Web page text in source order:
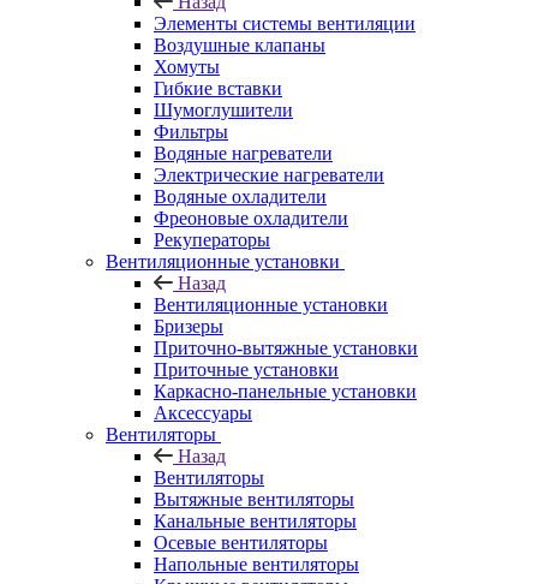
Элементы системы вентиляции
Воздушные клапаны
Хомуты
Гибкие вставки
Шумоглушители
Фильтры
Водяные нагреватели
Электрические нагреватели
Водяные охладители
Фреоновые охладители
Рекуператоры
Вентиляционные установки
Назад
Вентиляционные установки
Бризеры
Приточно-вытяжные установки
Приточные установки
Каркасно-панельные установки
Аксессуары
Вентиляторы
Назад
Вентиляторы
Вытяжные вентиляторы
Канальные вентиляторы
Осевые вентиляторы
Напольные вентиляторы